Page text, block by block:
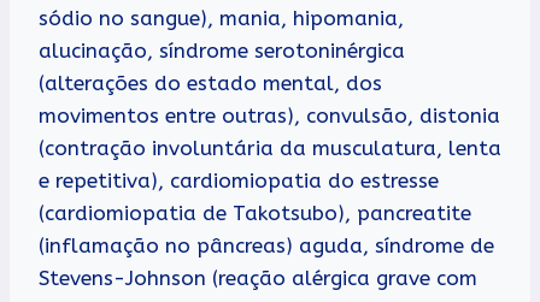
sódio no sangue), mania, hipomania,
alucinação, síndrome serotoninérgica
(alterações do estado mental, dos
movimentos entre outras), convulsão, distonia
(contração involuntária da musculatura, lenta
e repetitiva), cardiomiopatia do estresse
(cardiomiopatia de Takotsubo), pancreatite
(inflamação no pâncreas) aguda, síndrome de
Stevens-Johnson (reação alérgica grave com